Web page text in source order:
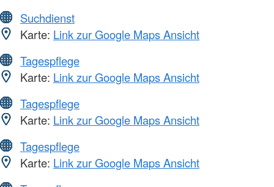
Suchdienst
Karte: Link zur Google Maps Ansicht
Tagespflege
Karte: Link zur Google Maps Ansicht
Tagespflege
Karte: Link zur Google Maps Ansicht
Tagespflege
Karte: Link zur Google Maps Ansicht